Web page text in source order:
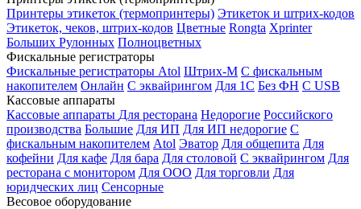
Принтеры этикеток (термопринтеры) Этикеток и штрих-кодов
Этикеток, чеков, штрих-кодов Цветные Rongta Xprinter
Больших Рулонных Полноцветных
Фискальные регистраторы
Фискальные регистраторы Atol Штрих-М С фискальным
накопителем Онлайн С эквайрингом Для 1С Без ФН С USB
Кассовые аппараты
Кассовые аппараты Для ресторана Недорогие Российского
производства Большие Для ИП Для ИП недорогие С
фискальным накопителем Atol Эватор Для общепита Для
кофейни Для кафе Для бара Для столовой С эквайрингом Для
ресторана с монитором Для ООО Для торговли Для
юридческих лиц Сенсорные
Весовое оборудование